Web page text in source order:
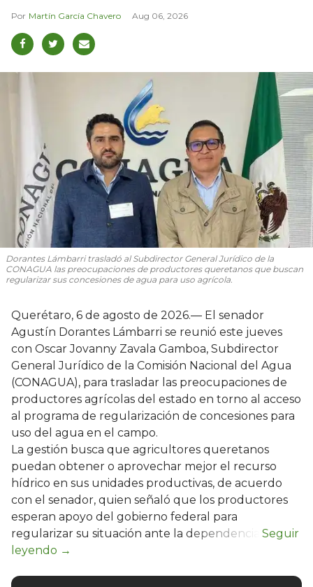
Martín García Chavero Aug 06, 2026
Dorantes Lámbarri trasladó al Subdirector General Jurídico de la
CONAGUA las preocupaciones de productores queretanos que buscan
regularizar sus concesiones de agua para uso agrícola.
Querétaro, 6 de agosto de 2026.— El senador
Agustín Dorantes Lámbarri se reunió este jueves
con Oscar Jovanny Zavala Gamboa, Subdirector
General Jurídico de la Comisión Nacional del Agua
(CONAGUA), para trasladar las preocupaciones de
productores agrícolas del estado en torno al acceso
al programa de regularización de concesiones para
uso del agua en el campo.
La gestión busca que agricultores queretanos
puedan obtener o aprovechar mejor el recurso
hídrico en sus unidades productivas, de acuerdo
con el senador, quien señaló que los productores
esperan apoyo del gobierno federal para
regularizar su situación ante la dependencia.